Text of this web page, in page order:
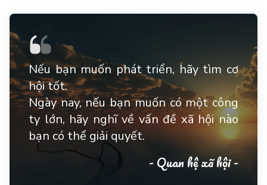
Nếu bạn muốn phát triển, hãy tìm cơ
hội tốt.
Ngày nay, nếu bạn muốn có một công
ty lớn, hãy nghĩ về vấn đề xã hội nào
bạn có thể giải quyết.
- Quan hệ xã hội -